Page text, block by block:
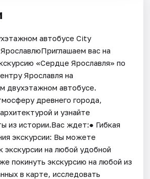
автобусе City
вас на
«Сердце Ярославля» по
Ярославля на
двухэтажном автобусе.
древнего города,
и узнайте
из истории.Вас ждет:● Гибкая
экскурсии: Вы можете
экскурсии на любой удобной
покинуть экскурсию на любой из
в карте, исследовать